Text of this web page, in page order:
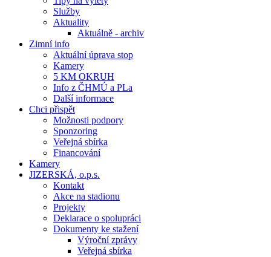
Služby
Aktuality
Aktuálně - archiv
Zimní info
Aktuální úprava stop
Kamery
5 KM OKRUH
Info z ČHMÚ a PLa
Další informace
Chci přispět
Možnosti podpory
Sponzoring
Veřejná sbírka
Financování
Kamery
JIZERSKÁ, o.p.s.
Kontakt
Akce na stadionu
Projekty
Deklarace o spolupráci
Dokumenty ke stažení
Výroční zprávy
Veřejná sbírka